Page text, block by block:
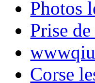
Photos
Prise
Corse